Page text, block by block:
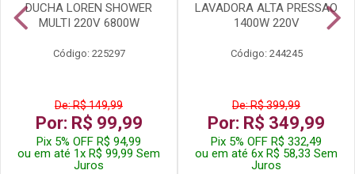
DUCHA LOREN SHOWER
MULTI 220V 6800W
Código: 225297
De: R$ 149,99
Por: R$ 99,99
Pix 5% OFF R$ 94,99
ou em até 1x R$ 99,99 Sem
Juros
LAVADORA ALTA PRESSAO
1400W 220V
Código: 244245
De: R$ 399,99
Por: R$ 349,99
Pix 5% OFF R$ 332,49
ou em até 6x R$ 58,33 Sem
Juros